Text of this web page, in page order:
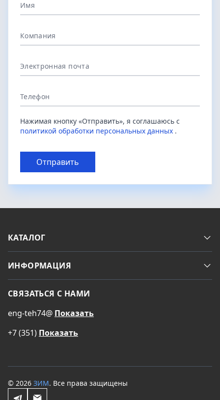
Имя
Компания
Электронная почта
Телефон
Нажимая кнопку «Отправить», я соглашаюсь с
политикой обработки персональных данных .
Отправить
КАТАЛОГ
ИНФОРМАЦИЯ
СВЯЗАТЬСЯ С НАМИ
eng-teh74@ Показать
+7 (351) Показать
© 2026 ЗИМ. Все права защищены